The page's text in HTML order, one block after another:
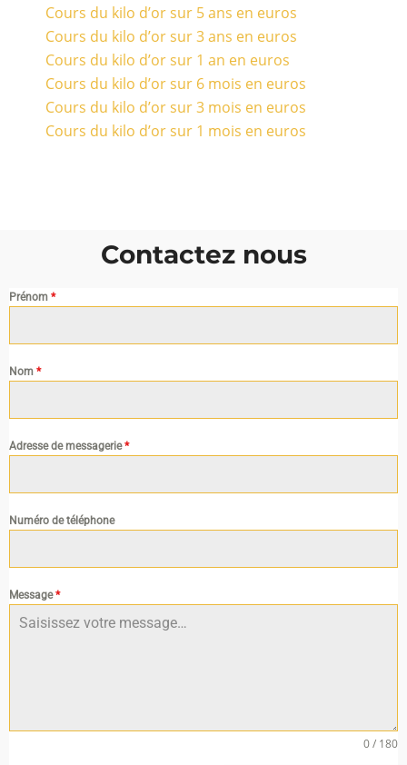
Cours du kilo d’or sur 5 ans en euros
Cours du kilo d’or sur 3 ans en euros
Cours du kilo d’or sur 1 an en euros
Cours du kilo d’or sur 6 mois en euros
Cours du kilo d’or sur 3 mois en euros
Cours du kilo d’or sur 1 mois en euros
Contactez nous
Prénom *
Nom *
Adresse de messagerie*
Numéro de téléphone
Message*
0 / 180